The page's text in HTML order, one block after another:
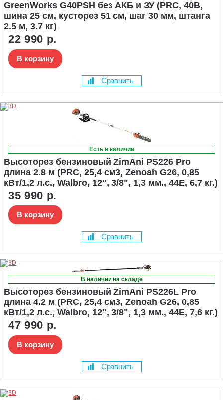
GreenWorks G40PSH без АКБ и ЗУ (PRC, 40В,
шина 25 см, кусторез 51 см, шаг 30 мм, штанга
2.5 м, 3.7 кг)
22 990 р.
В корзину
Сравнить
Есть в наличии
Высоторез бензиновый ZimAni PS226 Pro
длина 2.8 м (PRC, 25,4 см3, Zenoah G26, 0,85
кВт/1,2 л.с., Walbro, 12", 3/8", 1,3 мм., 44E, 6,7 кг.)
35 990 р.
В корзину
Сравнить
В наличии на складе
Высоторез бензиновый ZimAni PS226L Pro
длина 4.2 м (PRC, 25,4 см3, Zenoah G26, 0,85
кВт/1,2 л.с., Walbro, 12", 3/8", 1,3 мм., 44E, 7,6 кг.)
47 990 р.
В корзину
Сравнить